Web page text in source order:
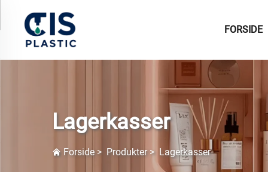
FORSIDE
Lagerkasser
Forside > Produkter> Lagerkasser